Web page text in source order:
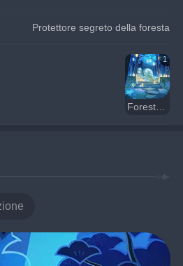
Protettore segreto della foresta
1